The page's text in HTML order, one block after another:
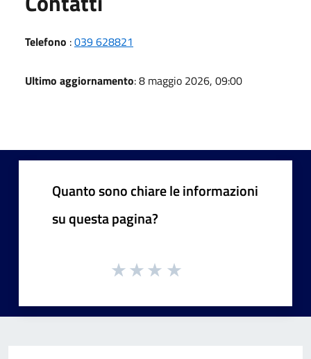
Telefono :039 628821
Ultimo aggiornamento: 8 maggio 2026, 09:00
Quanto sono chiare le informazioni
su questa pagina?